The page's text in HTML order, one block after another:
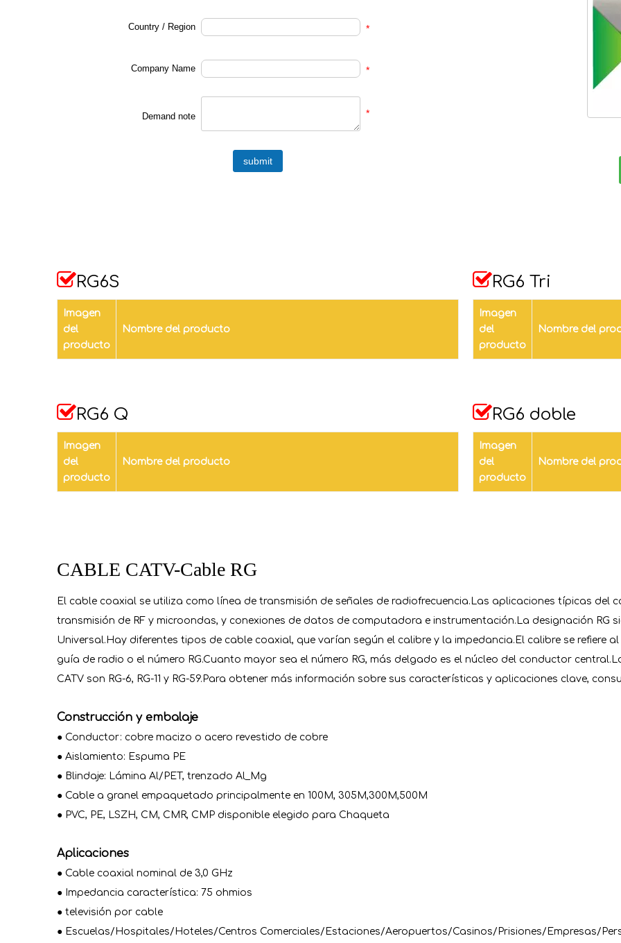
Country / Region *
Company Name *
Demand note *
submit
RG6S
Imagen
del
producto
Nombre del producto
RG6 Tri
Imagen
del
producto
Nombre del
RG6 Q
Imagen
del
producto
Nombre del producto
RG6 doble
Imagen
del
producto
Nombre del
CABLE CATV-Cable RG
El cable coaxial se utiliza como línea de transmisión de señales de radiofrecuencia.Las aplicaciones típicas del
transmisión de RF y microondas, y conexiones de datos de computadora e instrumentación.La designación RG
Universal.Hay diferentes tipos de cable coaxial, que varían según el calibre y la impedancia.El calibre se refiere
guía de radio o el número RG.Cuanto mayor sea el número RG, más delgado es el núcleo del conductor
CATV son RG-6, RG-11 y RG-59.Para obtener más información sobre sus características y aplicaciones clave,
Construcción y embalaje
● Conductor: cobre macizo o acero revestido de cobre
● Aislamiento: Espuma PE
● Blindaje: Lámina Al/PET, trenzado Al_Mg
● Cable a granel empaquetado principalmente en 100M, 305M,300M,500M
● PVC, PE, LSZH, CM, CMR, CMP disponible elegido para Chaqueta
Aplicaciones
● Cable coaxial nominal de 3,0 GHz
● Impedancia característica: 75 ohmios
● televisión por cable
● Escuelas/Hospitales/Hoteles/Centros Comerciales/Estaciones/Aeropuertos/Casinos/Prisiones/Empresas/